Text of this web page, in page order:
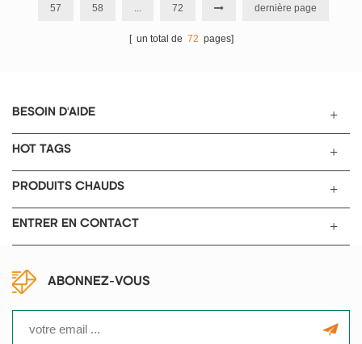
57 58 ... 72 dernière page
[ un total de 72 pages]
BESOIN D'AIDE
HOT TAGS
PRODUITS CHAUDS
ENTRER EN CONTACT
ABONNEZ-VOUS